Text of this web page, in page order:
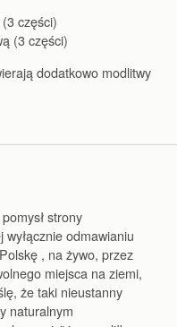
części)
(3 części)
dodatkowo modlitwy
strony
odmawianiu
, na żywo, przez
miejsca na ziemi,
że taki nieustanny
naturalnym